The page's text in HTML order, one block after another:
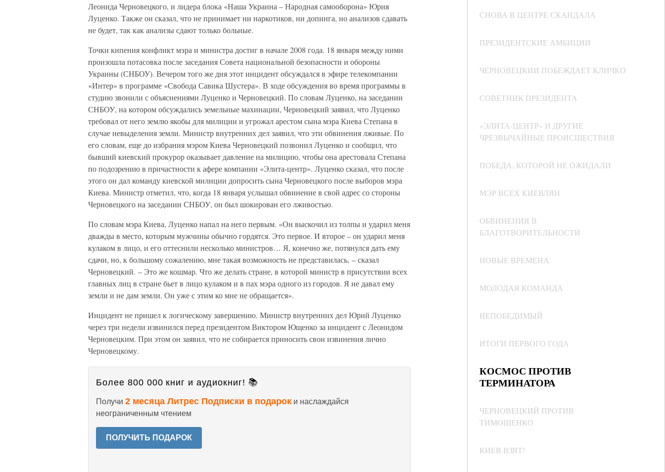
СНОВА В ЦЕНТРЕ СКАНДАЛА
ПРЕЗИДЕНТСКИЕ АМБИЦИИ
ЧЕРНОВЕЦКИИ ПОБЕЖДАЕТ КЛИЧКО
СОВЕТНИК ПРЕЗИДЕНТА
«ЭЛИТА-ЦЕНТР» И ДРУГИЕ
ЧРЕЗВЫЧАЙНЫЕ ПРОИСШЕСТВИЯ
ПОБЕДА, КОТОРОЙ НЕ ОЖИДАЛИ
МЭР ВСЕХ КИЕВЛЯН
ОБВИНЕНИЯ В
БЛАГОТВОРИТЕЛЬНОСТИ
НОВЫЕ ВРЕМЕНА
МОЛОДАЯ КОМАНДА
НЕПОБЕДИМЫЙ
ИТОГИ ПЕРВОГО ГОДА
КОСМОС ПРОТИВ
ТЕРМИНАТОРА
ЧЕРНОВЕЦКИЙ ПРОТИВ
ТИМОШЕНКО
КИЕВ ВЗЯТ!
Леонида Черновецкого, и лидера блока «Наша Украина – Народная самооборона» Юрия
Луценко. Также он сказал, что не принимает ни наркотиков, ни допинга, но анализов сдавать
не будет, так как анализы сдают только больные.
Точки кипения конфликт мэра и министра достиг в начале 2008 года. 18 января между ними
произошла потасовка после заседания Совета национальной безопасности и обороны
Украины (СНБОУ). Вечером того же дня этот инцидент обсуждался в эфире телекомпании
«Интер» в программе «Свобода Савика Шустера». В ходе обсуждения во время программы в
студию звонили с объяснениями Луценко и Черновецкий. По словам Луценко, на заседании
СНБОУ, на котором обсуждались земельные махинации, Черновецкий заявил, что Луценко
требовал от него землю якобы для милиции и угрожал арестом сына мэра Киева Степана в
случае невыделения земли. Министр внутренних дел заявил, что эти обвинения лживые. По
его словам, еще до избрания мэром Киева Черновецкий позвонил Луценко и сообщил, что
бывший киевский прокурор оказывает давление на милицию, чтобы она арестовала Степана
по подозрению в причастности к афере компании «Элита-центр». Луценко сказал, что после
этого он дал команду киевской милиции допросить сына Черновецкого после выборов мэра
Киева. Министр отметил, что, когда 18 января услышал обвинение в свой адрес со стороны
Черновецкого на заседании СНБОУ, он был шокирован его лживостью.
По словам мэра Киева, Луценко напал на него первым. «Он выскочил из толпы и ударил меня
дважды в место, которым мужчины обычно гордятся. Это первое. И второе – он ударил меня
кулаком в лицо, и его оттеснили несколько министров… Я, конечно же, потянулся дать ему
сдачи, но, к большому сожалению, мне такая возможность не представилась, – сказал
Черновецкий. – Это же кошмар. Что же делать стране, в которой министр в присутствии всех
главных лиц в стране бьет в лицо кулаком и в пах мэра одного из городов. Я не давал ему
земли и не дам земли. Он уже с этим ко мне не обращается».
Инцидент не пришел к логическому завершению. Министр внутренних дел Юрий Луценко
через три недели извинился перед президентом Виктором Ющенко за инцидент с Леонидом
Черновецким. При этом он заявил, что не собирается приносить свои извинения лично
Черновецкому.
Более 800 000 книг и аудиокниг! 📚
Получи 2 месяца Литрес Подписки в подарок и наслаждайся
неограниченным чтением
ПОЛУЧИТЬ ПОДАРОК